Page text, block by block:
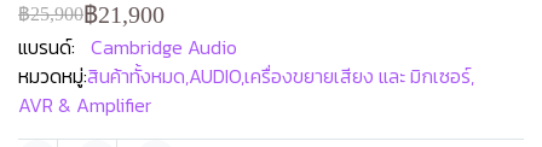
฿25,900฿21,900
แบรนด์: Cambridge Audio
หมวดหมู่:สินค้าทั้งหมด,AUDIO,เครื่องขยายเสียง และ มิกเซอร์,
AVR & Amplifier